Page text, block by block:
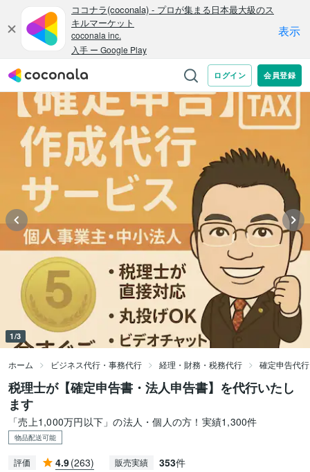
1/3
ホーム ビジネス代行・事務代行 経理・財務・税務代行 確定申告代
税理士が【確定申告書・法人申告書】を代行いたし
ます
「売上1,000万円以下」の法人・個人の方！実績1,300件
物品配送可能
評価 4.9(263) 販売実績 353件